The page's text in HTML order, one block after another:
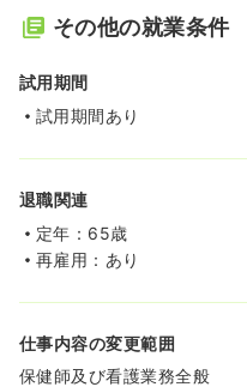
その他の就業条件
試用期間
試用期間あり
退職関連
定年：65歳
再雇用：あり
仕事内容の変更範囲
保健師及び看護業務全般